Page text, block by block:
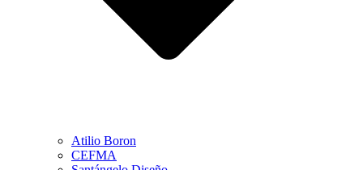
Atilio Boron
CEFMA